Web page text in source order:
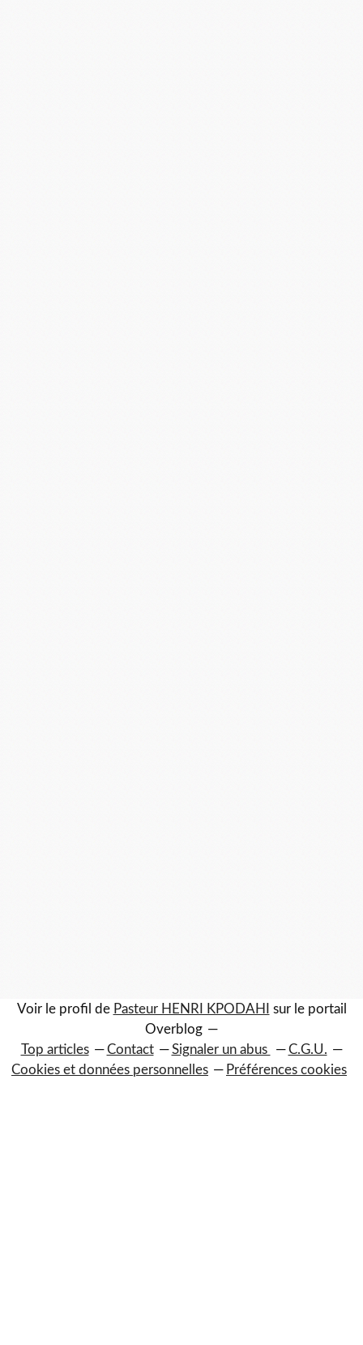
Voir le profil de Pasteur HENRI KPODAHI
sur le portail
Overblog
Top articles
Contact Signaler un abus
C.G.U.
Cookies et données personnelles
Préférences cookies